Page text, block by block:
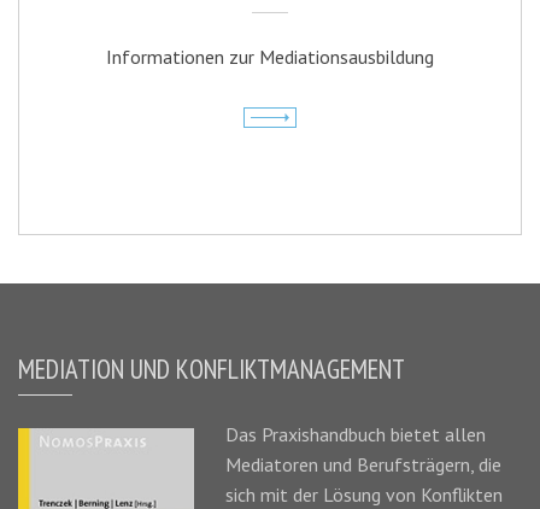
Informationen zur Mediationsausbildung
MEDIATION UND KONFLIKTMANAGEMENT
Das Praxishandbuch bietet allen
Mediatoren und Berufsträgern, die
sich mit der Lösung von Konflikten